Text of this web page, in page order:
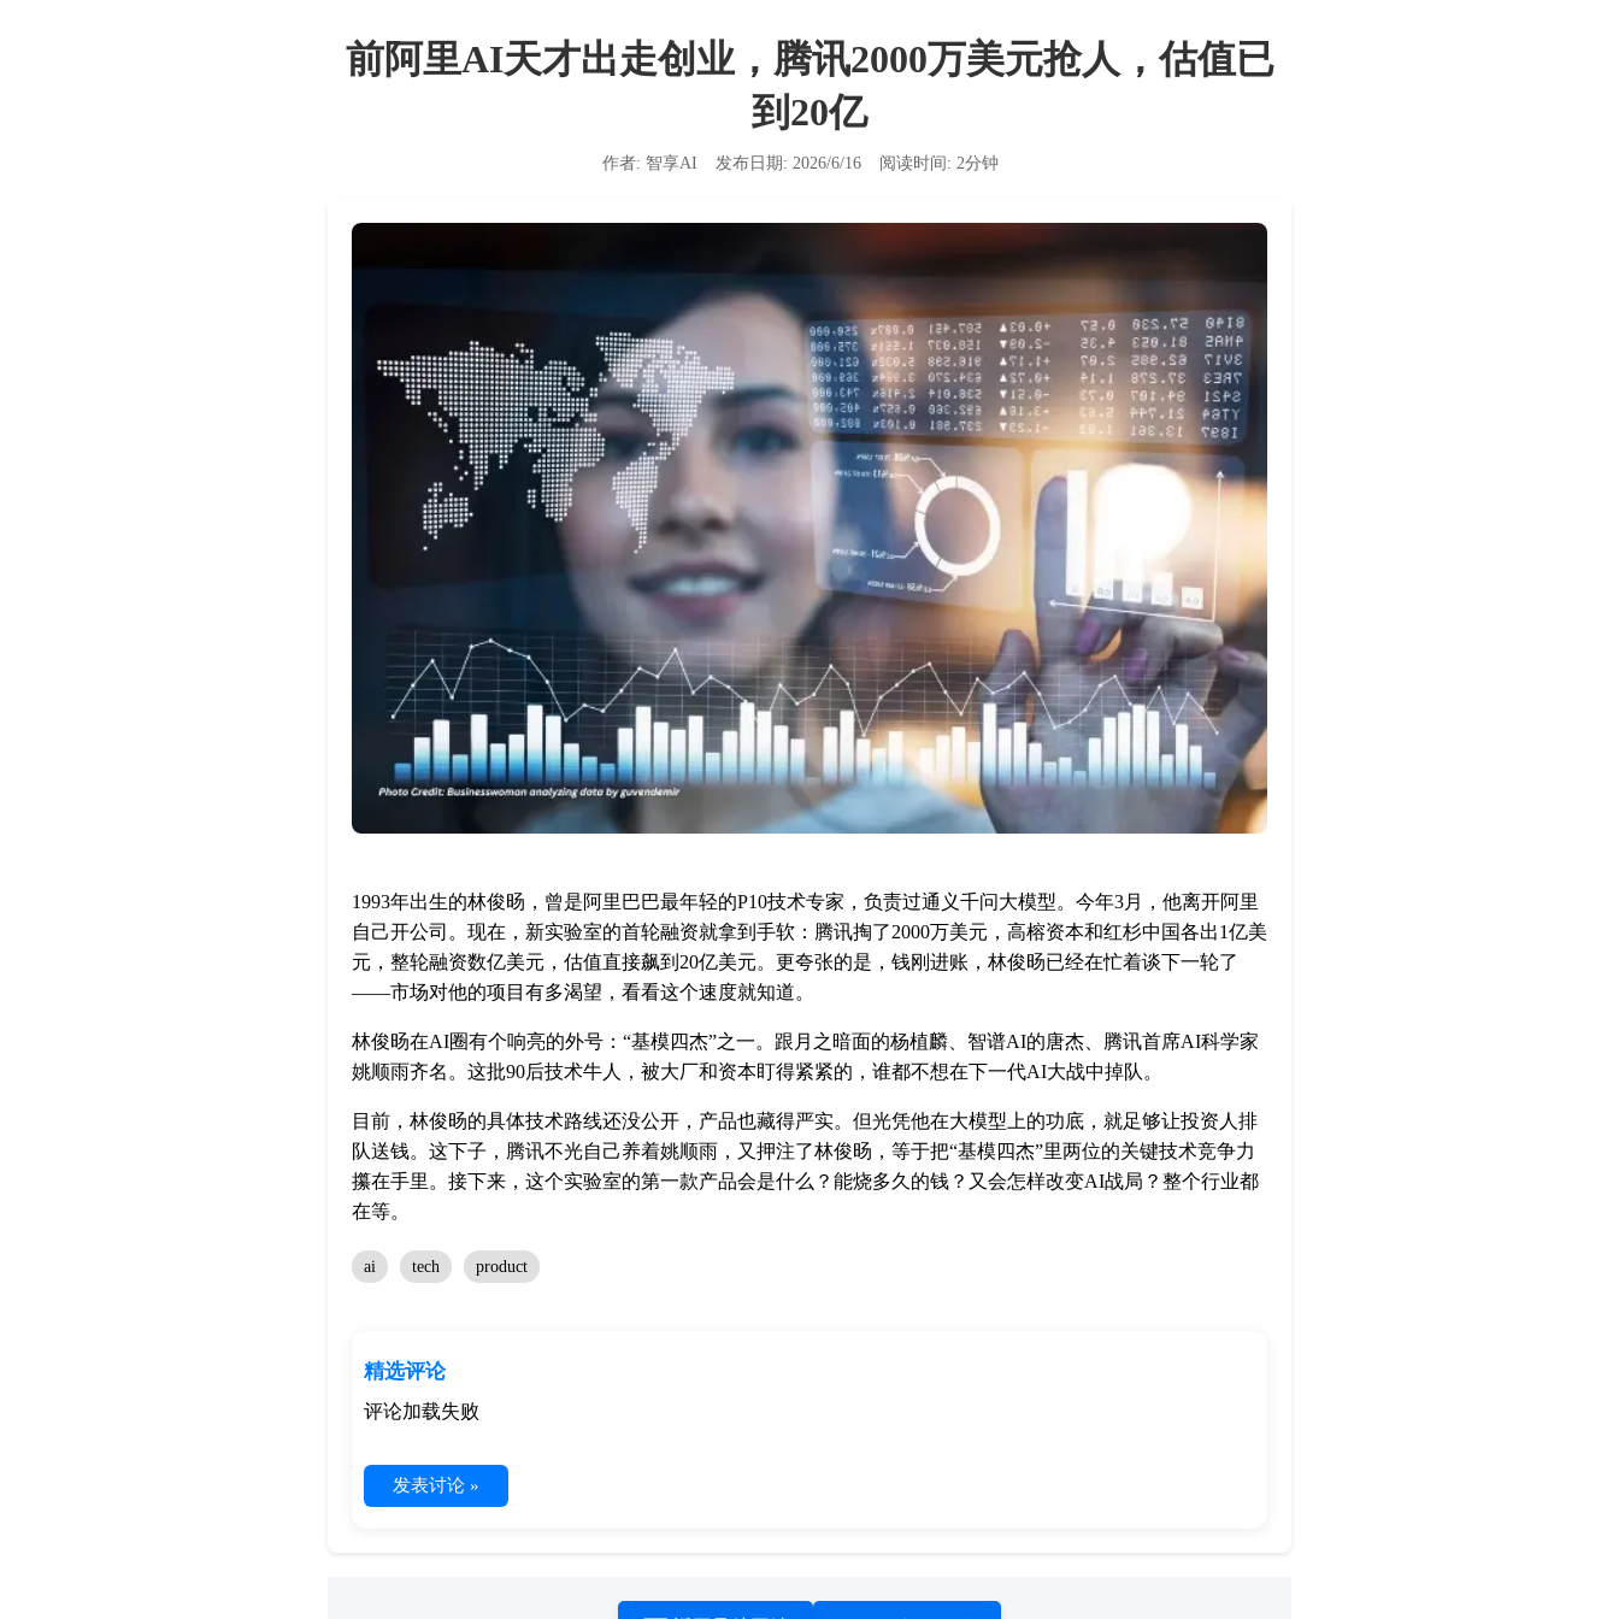
前阿里AI天才出走创业，腾讯2000万美元抢人，估值已
到20亿
作者: 智享AI 发布日期: 2026/6/16 阅读时间: 2分钟
1993年出生的林俊旸，曾是阿里巴巴最年轻的P10技术专家，负责过通义千问大模型。今年3月，他离开阿里
自己开公司。现在，新实验室的首轮融资就拿到手软：腾讯掏了2000万美元，高榕资本和红杉中国各出1亿美
元，整轮融资数亿美元，估值直接飙到20亿美元。更夸张的是，钱刚进账，林俊旸已经在忙着谈下一轮了
——市场对他的项目有多渴望，看看这个速度就知道。
林俊旸在AI圈有个响亮的外号：“基模四杰”之一。跟月之暗面的杨植麟、智谱AI的唐杰、腾讯首席AI科学家
姚顺雨齐名。这批90后技术牛人，被大厂和资本盯得紧紧的，谁都不想在下一代AI大战中掉队。
目前，林俊旸的具体技术路线还没公开，产品也藏得严实。但光凭他在大模型上的功底，就足够让投资人排
队送钱。这下子，腾讯不光自己养着姚顺雨，又押注了林俊旸，等于把“基模四杰”里两位的关键技术竞争力
攥在手里。接下来，这个实验室的第一款产品会是什么？能烧多久的钱？又会怎样改变AI战局？整个行业都
在等。
ai tech product
精选评论
评论加载失败
发表讨论 »